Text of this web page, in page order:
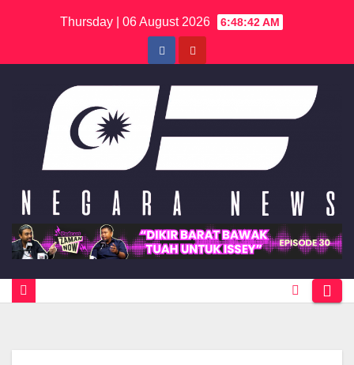
Thursday | 06 August 2026 6:48:42 AM